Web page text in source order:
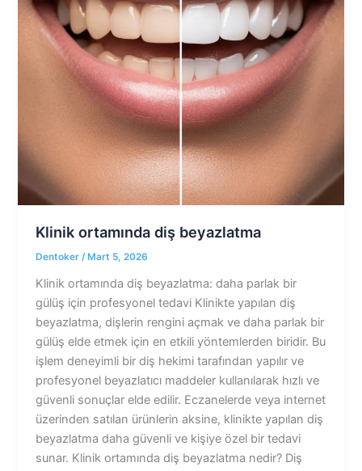
Klinik ortamında diş beyazlatma
Dentoker/ Mart 5, 2026
Klinik ortamında diş beyazlatma: daha parlak bir
gülüş için profesyonel tedavi Klinikte yapılan diş
beyazlatma, dişlerin rengini açmak ve daha parlak bir
gülüş elde etmek için en etkili yöntemlerden biridir. Bu
işlem deneyimli bir diş hekimi tarafından yapılır ve
profesyonel beyazlatıcı maddeler kullanılarak hızlı ve
güvenli sonuçlar elde edilir. Eczanelerde veya internet
üzerinden satılan ürünlerin aksine, klinikte yapılan diş
beyazlatma daha güvenli ve kişiye özel bir tedavi
sunar. Klinik ortamında diş beyazlatma nedir? Diş